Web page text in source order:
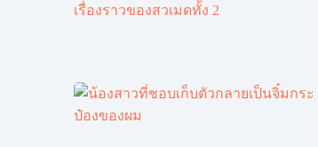
เรื่องราวของสวเมดทั้ง 2